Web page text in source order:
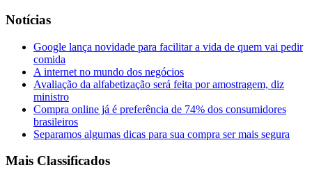
Notícias
Google lança novidade para facilitar a vida de quem vai pedir
comida
A internet no mundo dos negócios
Avaliação da alfabetização será feita por amostragem, diz
ministro
Compra online já é preferência de 74% dos consumidores
brasileiros
Separamos algumas dicas para sua compra ser mais segura
Mais Classificados